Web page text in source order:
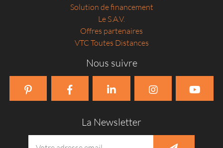
Solution de financement
Le S.A.V.
Offres partenaires
VTC Toutes Distances
Nous suivre
La Newsletter